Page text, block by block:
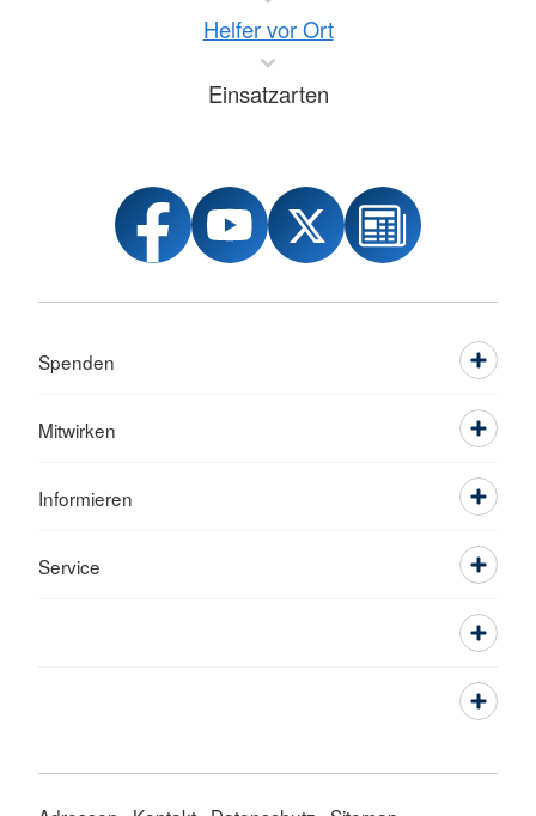
Helfer vor Ort
Einsatzarten
Spenden
Mitwirken
Informieren
Service